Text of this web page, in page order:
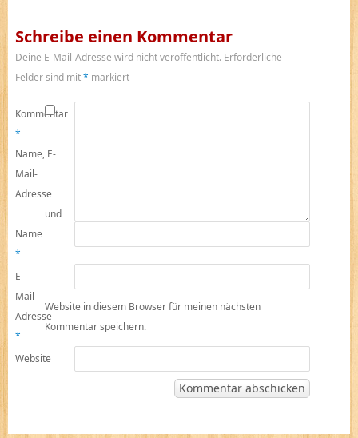
Schreibe einen Kommentar
Deine E-Mail-Adresse wird nicht veröffentlicht. Erforderliche
Felder sind mit* markiert
Kommentar
*
Name
*
E-
Mail-
Adresse
*
Website
Name, E-
Mail-
Adresse
und
Website in diesem Browser für meinen nächsten
Kommentar speichern.